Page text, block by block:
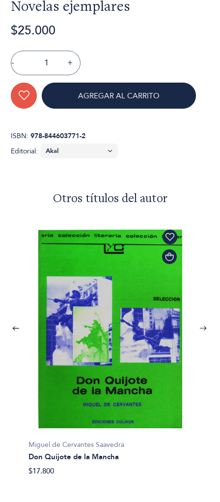
Novelas ejemplares
$25.000
- +
AGREGAR AL CARRITO
ISBN:978-844603771-2
Editorial:
Otros títulos del autor
Miguel de Cervantes Saavedra
Don Quijote de la Mancha
$17.800